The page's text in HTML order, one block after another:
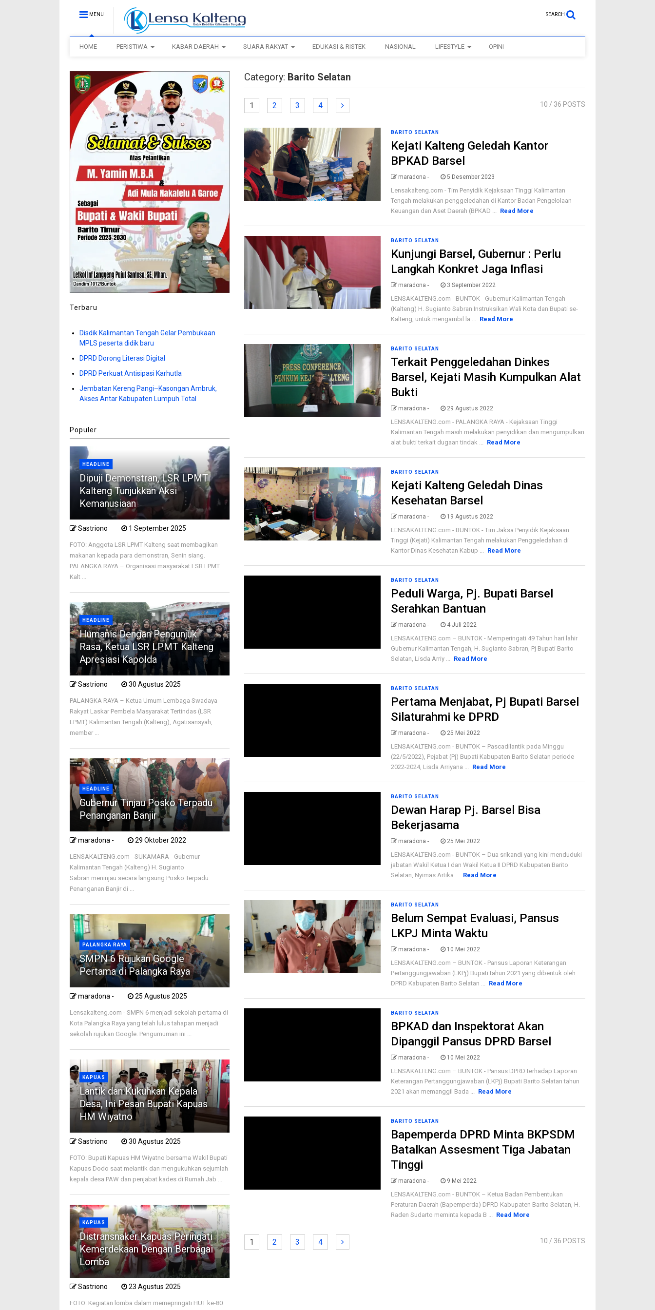
MENU SEARCH
HOME PERISTIWA KABAR DAERAH SUARA RAKYAT EDUKASI & RISTEK NASIONAL LIFESTYLE OPINI
Category: Barito Selatan
1 2 3 4 10 / 36 POSTS
BARITO SELATAN
Kejati Kalteng Geledah Kantor
BPKAD Barsel
maradona - 5 Desember 2023
Lensakalteng.com - Tim Penyidik Kejaksaan Tinggi Kalimantan
Tengah melakukan penggeledahan di Kantor Badan Pengelolaan
Keuangan dan Aset Daerah (BPKAD ...
Read More
BARITO SELATAN
Kunjungi Barsel, Gubernur : Perlu
Langkah Konkret Jaga Inflasi
maradona - 3 September 2022
LENSAKALTENG.com - BUNTOK - Gubernur Kalimantan Tengah
(Kalteng) H. Sugianto Sabran Instruksikan Wali Kota dan Bupati se-
Kalteng, untuk mengambil la ...
Read More
BARITO SELATAN
Terkait Penggeledahan Dinkes
Barsel, Kejati Masih Kumpulkan Alat
Bukti
maradona - 29 Agustus 2022
LENSAKALTENG.com - PALANGKA RAYA - Kejaksaan Tinggi
Kalimantan Tengah masih melakukan penyidikan dan mengumpulkan
alat bukti terkait dugaan tindak ...
Read More
BARITO SELATAN
Kejati Kalteng Geledah Dinas
Kesehatan Barsel
maradona - 19 Agustus 2022
LENSAKALTENG.com - BUNTOK - Tim Jaksa Penyidik Kejaksaan
Tinggi (Kejati) Kalimantan Tengah melakukan Penggeledahan di
Kantor Dinas Kesehatan Kabup ...
Read More
BARITO SELATAN
Peduli Warga, Pj. Bupati Barsel
Serahkan Bantuan
maradona - 4 Juli 2022
LENSAKALTENG.com – BUNTOK - Memperingati 49 Tahun hari lahir
Gubernur Kalimantan Tengah, H. Sugianto Sabran, Pj Bupati Barito
Selatan, Lisda Arriy ...
Read More
BARITO SELATAN
Pertama Menjabat, Pj Bupati Barsel
Silaturahmi ke DPRD
maradona - 25 Mei 2022
LENSAKALTENG.com - BUNTOK – Pascadilantik pada Minggu
(22/5/2022), Pejabat (Pj) Bupati Kabupaten Barito Selatan periode
2022-2024, Lisda Arriyana ...
Read More
BARITO SELATAN
Dewan Harap Pj. Barsel Bisa
Bekerjasama
maradona - 25 Mei 2022
LENSAKALTENG.com - BUNTOK – Dua srikandi yang kini menduduki
jabatan Wakil Ketua I dan Wakil Ketua II DPRD Kabupaten Barito
Selatan, Nyimas Artika ...
Read More
BARITO SELATAN
Belum Sempat Evaluasi, Pansus
LKPJ Minta Waktu
maradona - 10 Mei 2022
LENSAKALTENG.com – BUNTOK - Pansus Laporan Keterangan
Pertanggungjawaban (LKPj) Bupati tahun 2021 yang dibentuk oleh
DPRD Kabupaten Barito Selatan ...
Read More
BARITO SELATAN
BPKAD dan Inspektorat Akan
Dipanggil Pansus DPRD Barsel
maradona - 10 Mei 2022
LENSAKALTENG.com – BUNTOK - Pansus DPRD terhadap Laporan
Keterangan Pertanggungjawaban (LKPj) Bupati Barito Selatan tahun
2021 akan memanggil Bada ...
Read More
BARITO SELATAN
Bapemperda DPRD Minta BKPSDM
Batalkan Assesment Tiga Jabatan
Tinggi
maradona - 9 Mei 2022
LENSAKALTENG.com - BUNTOK – Ketua Badan Pembentukan
Peraturan Daerah (Bapemperda) DPRD Kabupaten Barito Selatan, H.
Raden Sudarto meminta kepada B ...
Read More
1 2 3 4 10 / 36 POSTS
Terbaru
Disdik Kalimantan Tengah Gelar Pembukaan
MPLS peserta didik baru
DPRD Dorong Literasi Digital
DPRD Perkuat Antisipasi Karhutla
Jembatan Kereng Pangi–Kasongan Ambruk,
Akses Antar Kabupaten Lumpuh Total
Populer
HEADLINE
Dipuji Demonstran, LSR LPMT
Kalteng Tunjukkan Aksi
Kemanusiaan
Sastriono 1 September 2025
FOTO: Anggota LSR LPMT Kalteng saat membagikan
makanan kepada para demonstran, Senin siang.
PALANGKA RAYA – Organisasi masyarakat LSR LPMT
Kalt ...
HEADLINE
Humanis Dengan Pengunjuk
Rasa, Ketua LSR LPMT Kalteng
Apresiasi Kapolda
Sastriono 30 Agustus 2025
PALANGKA RAYA – Ketua Umum Lembaga Swadaya
Rakyat Laskar Pembela Masyarakat Tertindas (LSR
LPMT) Kalimantan Tengah (Kalteng), Agatisansyah,
member ...
HEADLINE
Gubernur Tinjau Posko Terpadu
Penanganan Banjir
maradona - 29 Oktober 2022
LENSAKALTENG.com - SUKAMARA - Gubernur
Kalimantan Tengah (Kalteng) H. Sugianto
Sabran meninjau secara langsung Posko Terpadu
Penanganan Banjir di ...
PALANGKA RAYA
SMPN 6 Rujukan Google
Pertama di Palangka Raya
maradona - 25 Agustus 2025
Lensakalteng.com - SMPN 6 menjadi sekolah pertama di
Kota Palangka Raya yang telah lulus tahapan menjadi
sekolah rujukan Google. Pengumuman ini ...
KAPUAS
Lantik dan Kukuhkan Kepala
Desa, Ini Pesan Bupati Kapuas
HM Wiyatno
Sastriono 30 Agustus 2025
FOTO: Bupati Kapuas HM Wiyatno bersama Wakil Bupati
Kapuas Dodo saat melantik dan mengukuhkan sejumlah
kepala desa PAW dan penjabat kades di Rumah Jab ...
KAPUAS
Distransnaker Kapuas Peringati
Kemerdekaan Dengan Berbagai
Lomba
Sastriono 23 Agustus 2025
FOTO: Kegiatan lomba dalam memepringati HUT ke-80